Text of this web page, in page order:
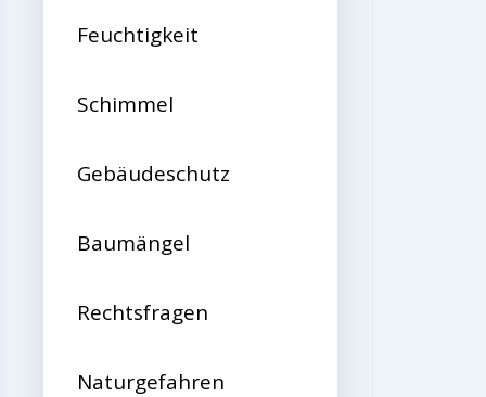
Feuchtigkeit
Schimmel
Gebäudeschutz
Baumängel
Rechtsfragen
Naturgefahren